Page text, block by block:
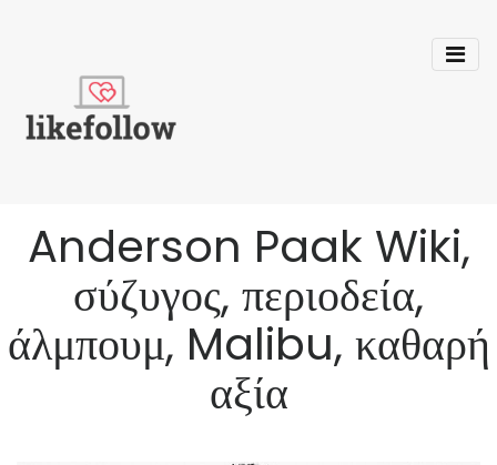
Anderson Paak Wiki,
σύζυγος, περιοδεία,
άλμπουμ, Malibu, καθαρή
αξία